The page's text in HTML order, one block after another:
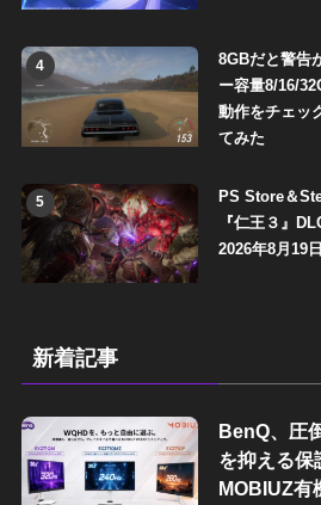
4
8GBだと警告
ー容量8/16/
動作をチェッ
てみた
5
PS Store＆
『仁王３』
2026年8月19
新着記事
BenQ、圧
を抑える保
MOBIUZ有